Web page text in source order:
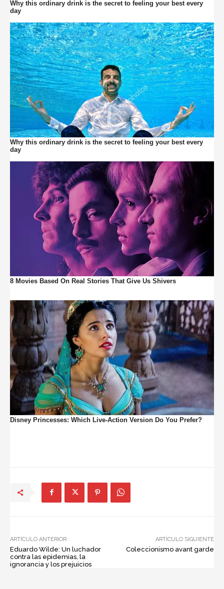
ARTÍCULO ANTERIOR
Eduardo Wilde: Un luchador
contra las epidemias, la
ignorancia y los prejuicios
ARTÍCULO SIGUIENTE
Coleccionismo avant garde